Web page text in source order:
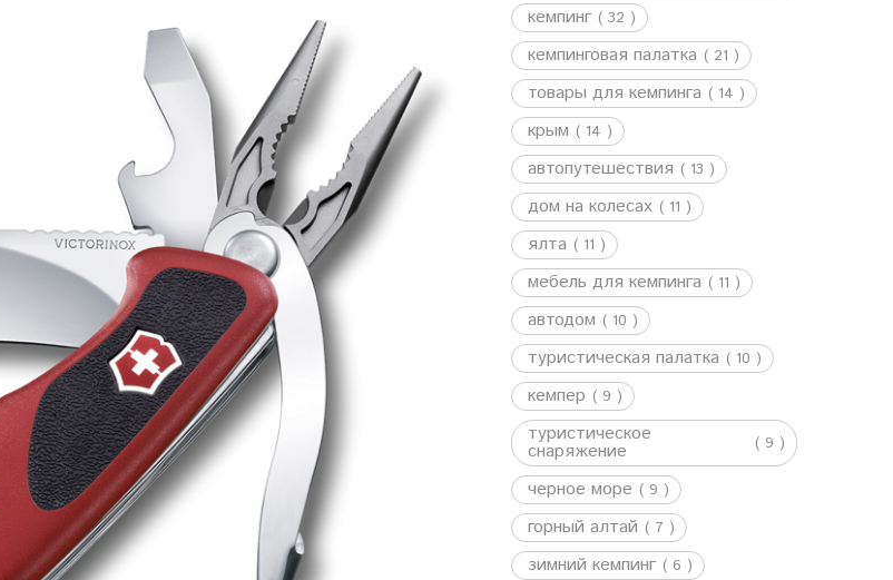
кемпинг ( 32 )
кемпинговая палатка ( 21 )
товары для кемпинга ( 14 )
крым ( 14 )
автопутешествия ( 13 )
дом на колесах ( 11 )
ялта ( 11 )
мебель для кемпинга ( 11 )
автодом ( 10 )
туристическая палатка ( 10 )
кемпер ( 9 )
туристическое
снаряжение ( 9 )
черное море ( 9 )
горный алтай ( 7 )
зимний кемпинг ( 6 )